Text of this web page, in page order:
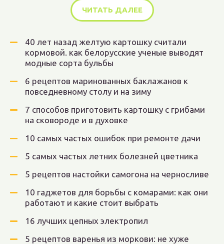
ЧИТАТЬ ДАЛЕЕ
40 лет назад желтую картошку считали
кормовой. как белорусские ученые выводят
модные сорта бульбы
6 рецептов маринованных баклажанов к
повседневному столу и на зиму
7 способов приготовить картошку с грибами
на сковороде и в духовке
10 самых частых ошибок при ремонте дачи
5 самых частых летних болезней цветника
5 рецептов настойки самогона на черносливе
10 гаджетов для борьбы с комарами: как они
работают и какие стоит выбрать
16 лучших цепных электропил
5 рецептов варенья из моркови: не хуже